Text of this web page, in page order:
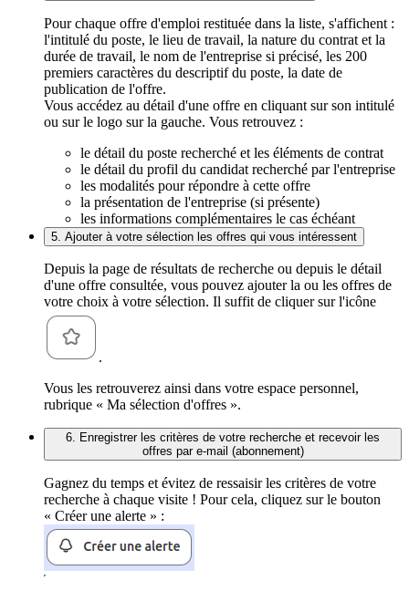
Pour chaque offre d'emploi restituée dans la liste, s'affichent :
l'intitulé du poste, le lieu de travail, la nature du contrat et la
durée de travail, le nom de l'entreprise si précisé, les 200
premiers caractères du descriptif du poste, la date de
publication de l'offre.
Vous accédez au détail d'une offre en cliquant sur son intitulé
ou sur le logo sur la gauche. Vous retrouvez :
le détail du poste recherché et les éléments de contrat
le détail du profil du candidat recherché par l'entreprise
les modalités pour répondre à cette offre
la présentation de l'entreprise (si présente)
les informations complémentaires le cas échéant
5. Ajouter à votre sélection les offres qui vous intéressent
Depuis la page de résultats de recherche ou depuis le détail
d'une offre consultée, vous pouvez ajouter la ou les offres de
votre choix à votre sélection. Il suffit de cliquer sur l'icône
.
Vous les retrouverez ainsi dans votre espace personnel,
rubrique « Ma sélection d'offres ».
6. Enregistrer les critères de votre recherche et recevoir les
offres par e-mail (abonnement)
Gagnez du temps et évitez de ressaisir les critères de votre
recherche à chaque visite ! Pour cela, cliquez sur le bouton
« Créer une alerte » :